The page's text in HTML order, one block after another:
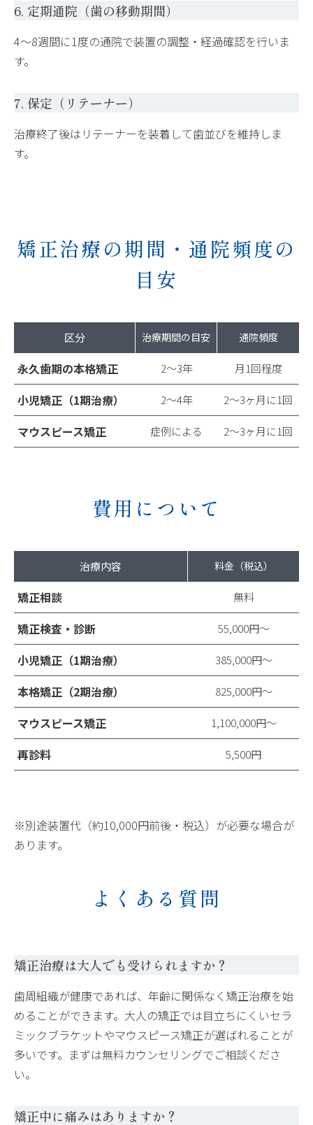
6. 定期通院（歯の移動期間）
4〜8週間に1度の通院で装置の調整・経過確認を行いま
す。
7. 保定（リテーナー）
治療終了後はリテーナーを装着して歯並びを維持しま
す。
矯正治療の期間・通院頻度の
目安
区分 治療期間の目安 通院頻度
永久歯期の本格矯正 2〜3年 月1回程度
小児矯正（1期治療） 2〜4年 2〜3ヶ月に1回
マウスピース矯正 症例による 2〜3ヶ月に1回
費用について
治療内容 料金（税込）
矯正相談 無料
矯正検査・診断 55,000円〜
小児矯正（1期治療） 385,000円〜
本格矯正（2期治療） 825,000円〜
マウスピース矯正 1,100,000円〜
再診料 5,500円
※別途装置代（約10,000円前後・税込）が必要な場合が
あります。
よくある質問
矯正治療は大人でも受けられますか？
歯周組織が健康であれば、年齢に関係なく矯正治療を始
めることができます。大人の矯正では目立ちにくいセラ
ミックブラケットやマウスピース矯正が選ばれることが
多いです。まずは無料カウンセリングでご相談くださ
い。
矯正中に痛みはありますか？